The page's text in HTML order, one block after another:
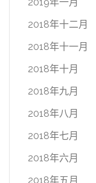
2018年十二月
2018年十一月
2018年十月
2018年九月
2018年八月
2018年七月
2018年六月
2018年五月